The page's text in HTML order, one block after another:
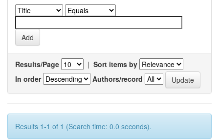
Results/Page | Sort items by
In order
Authors/record
Results 1-1 of 1 (Search time: 0.0 seconds).